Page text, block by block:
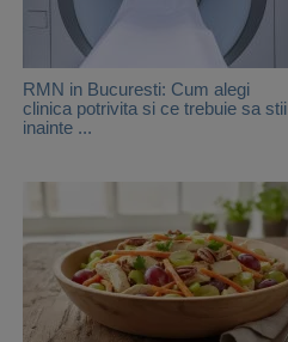
RMN in Bucuresti: Cum alegi
clinica potrivita si ce trebuie sa stii
inainte ...